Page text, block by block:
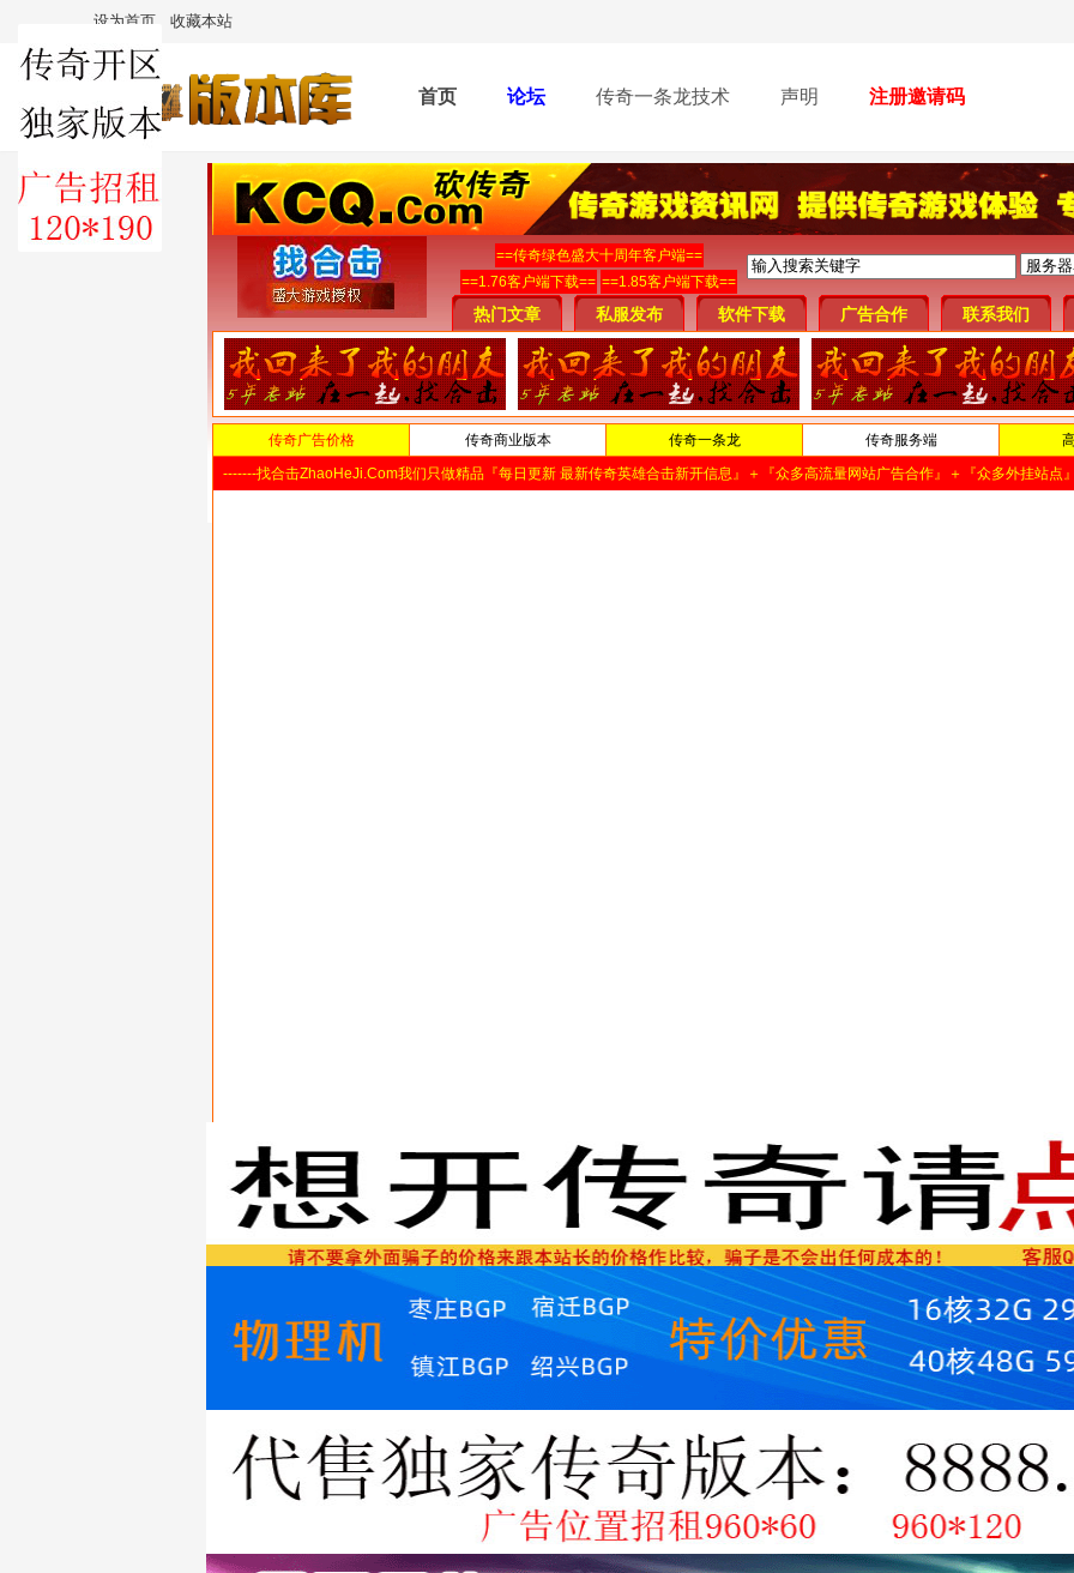
设为首页 收藏本站
首页 论坛 传奇一条龙技术 声明 注册邀请码